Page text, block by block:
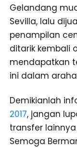
Gelandang
Sevilla, lalu
penampilan
ditarik kembali
mendapatkan
ini dalam
Demikianlah
2017, jangan
transfer
Semoga